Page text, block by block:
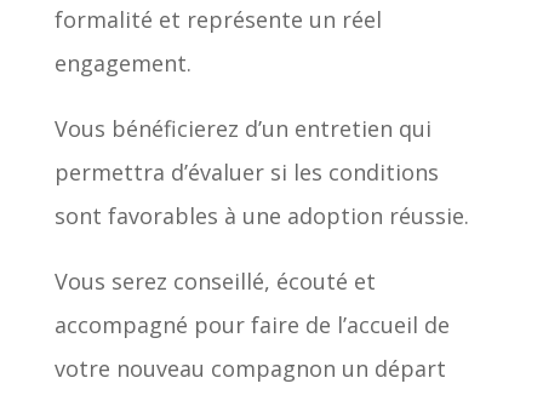
formalité et représente un réel
engagement.
Vous bénéficierez d’un entretien qui
permettra d’évaluer si les conditions
sont favorables à une adoption réussie.
Vous serez conseillé, écouté et
accompagné pour faire de l’accueil de
votre nouveau compagnon un départ